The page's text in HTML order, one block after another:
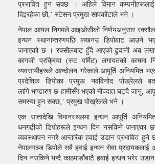
प्रभावित हुन सक्छ । अहिले विमान
दिइरहेका छौ‌,’ स्टेसन प्रमुख सापकोटाले भने ।
नेपाल आयल निगमले आइओसीको निर्णयअनुसार
इन्धन स्थानान्तरणपछि लखनउ डिपोबाट आउने
जनाएको छ । रक्सौलबाट हुँदै आएको ढुवानी अब
कागजी प्रक्रिया (रुट पर्मिट) लगायतको काममा
व्यवसायीहरूले आन्दोलन गरेकाले आपूर्ति अनियमित
प्रदेशिक डिपोका प्रमुख नवविनोद पोख्रेलले
लागि भण्डारण छ हामीसँग भएको मौज्दात घट्दै जानु,
समस्या हुन सक्छ,’ प्रमुख पोख्रेलले भने ।
एक सातादेखि विमानस्थलमा इन्धन आपूर्ति
धनगढीको डिपोहरूले इन्धन दिन नसकिने जनाएका
व्यवस्थापन नगरे आन्तरिक हवाई उडान प्रभावित हुने
नेपालगञ्ज डिपोले सबै हवाई इन्धन सेवा प्रदायकलाई
दिन नसकिने भन्दै काठमाडौंबाटै हवाई इन्धन भरेर